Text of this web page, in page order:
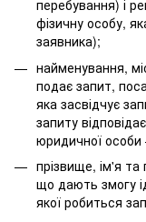
перебування) і
фізичну особу,
заявника);
найменування,
подає запит,
яка засвідчує
запиту
юридичної
прізвище, ім'я та
що дають змогу
якої робиться